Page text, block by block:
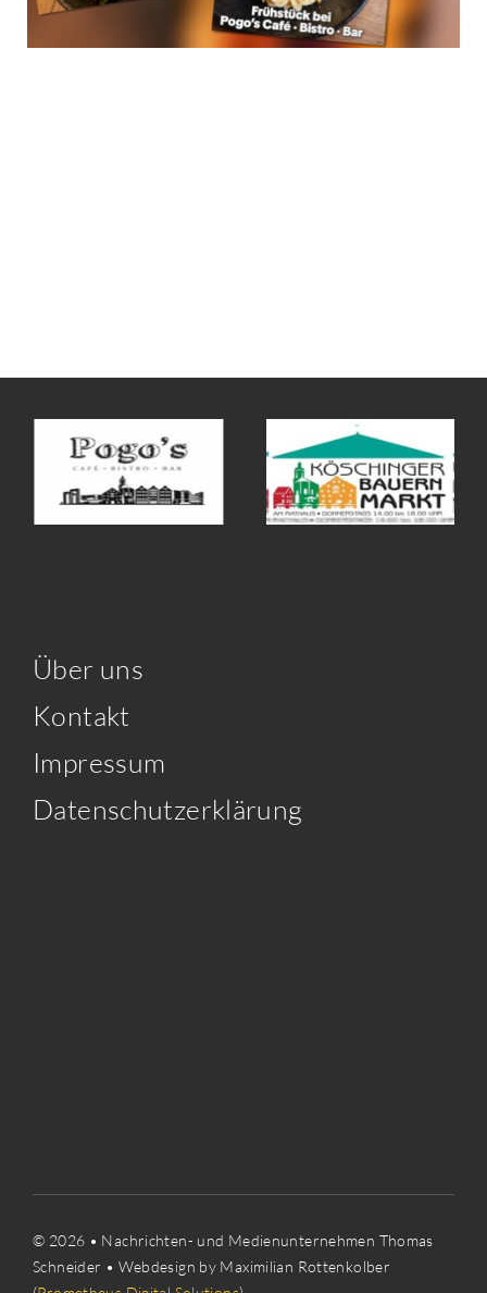
Über uns
Kontakt
Impressum
Datenschutzerklärung
© 2026 • Nachrichten- und Medienunternehmen Thomas
Schneider • Webdesign by Maximilian Rottenkolber